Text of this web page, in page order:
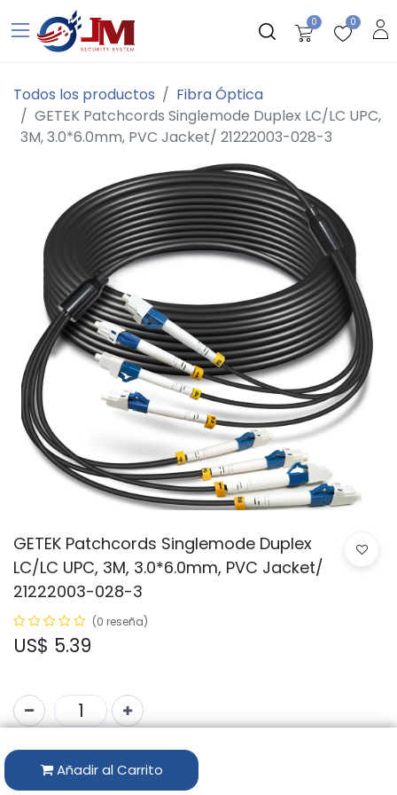
0 0
Todos los productos
Fibra Óptica
GETEK Patchcords Singlemode Duplex LC/LC UPC,
3M, 3.0*6.0mm, PVC Jacket/ 21222003-028-3
GETEK Patchcords Singlemode Duplex
LC/LC UPC, 3M, 3.0*6.0mm, PVC Jacket/
21222003-028-3
(0 reseña)
US$ 5.39
Añadir al Carrito
GTK-PCSM2-LC UPC/LC UPC-3
Marca:GETEK